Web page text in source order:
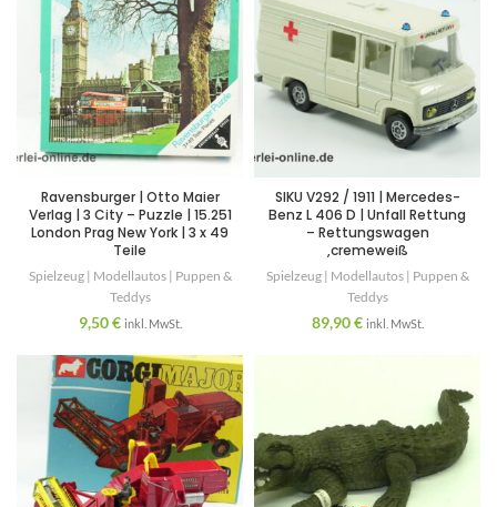
Ravensburger | Otto Maier
Verlag | 3 City – Puzzle | 15.251
London Prag New York | 3 x 49
Teile
Spielzeug | Modellautos | Puppen &
Teddys
9,50€ inkl. MwSt.
SIKU V292 / 1911 | Mercedes-
Benz L 406 D | Unfall Rettung
– Rettungswagen
,cremeweiß
Spielzeug | Modellautos | Puppen &
Teddys
89,90€ inkl. MwSt.